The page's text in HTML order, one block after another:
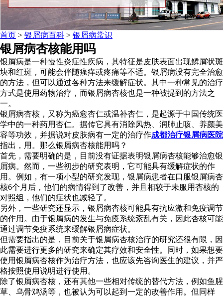
首页 > 银屑病百科 > 银屑病常识
银屑病杏核能用吗
银屑病是一种慢性炎症性疾病，其特征是皮肤表面出现鳞屑状斑
块和红斑，可能会伴随瘙痒或疼痛等不适。银屑病没有完全治愈
的方法，但可以通过各种方法来缓解症状。其中一种常见的治疗
方式是使用药物治疗，而银屑病杏核也是一种被提到的方法之
一。
银屑病杏核，又称为癌愈杏仁或温补杏仁，是起源于中国传统医
学中的一种药用杏仁。据传它具有消除风热、润肺止咳、养颜美
容等功效，并据说对皮肤病有一定的治疗作成都治疗银屑病医院
指出，用。那么银屑病杏核能用吗？
首先，需要明确的是，目前没有证据表明银屑病杏核能够治愈银
屑病。然而，一些初步的研究表明，它可能具有缓解症状的作
用。例如，有一项小型的研究发现，银屑病患者在口服银屑病杏
核6个月后，他们的病情得到了改善，并且相较于未服用杏核的
对照组，他们的症状也减轻了。
另外，一些研究还显示，银屑病杏核可能具有抗应激和免疫调节
的作用。由于银屑病的发生与免疫系统紊乱有关，因此杏核可能
通过调节免疫系统来缓解银屑病症状。
但需要指出的是，目前关于银屑病杏核治疗的研究还很有限，因
此需要进行更多的研究来确定其疗效和安全性。同时，如果想要
使用银屑病杏核作为治疗方法，也应该先咨询医生的建议，并严
格按照使用说明进行使用。
除了银屑病杏核，还有其他一些相对传统的替代方法，例如鱼腥
草、乌骨鸡汤等，也被认为可以起到一定的改善作用。但同样